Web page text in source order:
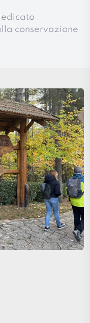
conservazione